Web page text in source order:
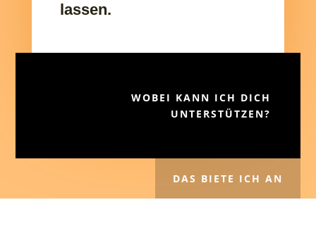
lassen.
WOBEI KANN ICH DICH
UNTERSTÜTZEN?
DAS BIETE ICH AN